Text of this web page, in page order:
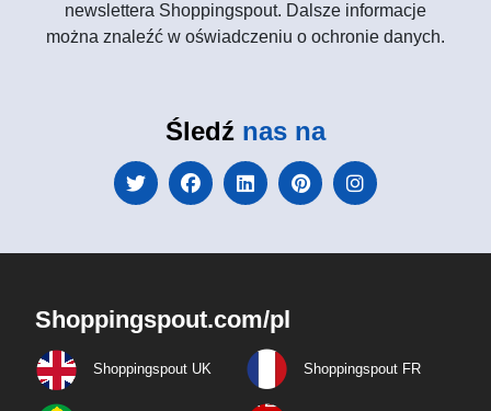
newslettera Shoppingspout. Dalsze informacje
można znaleźć w oświadczeniu o ochronie danych.
Śledź nas na
Shoppingspout.com/pl
Shoppingspout UK Shoppingspout FR